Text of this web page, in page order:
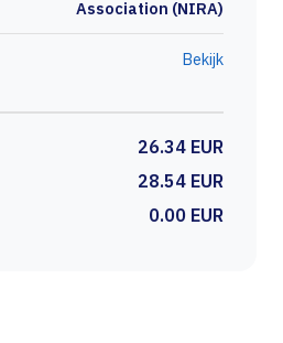
Association (NIRA)
Bekijk
26.34 EUR
28.54 EUR
0.00 EUR